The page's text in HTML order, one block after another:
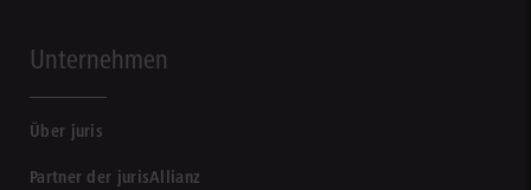
Unternehmen
Über juris
Partner der jurisAllianz